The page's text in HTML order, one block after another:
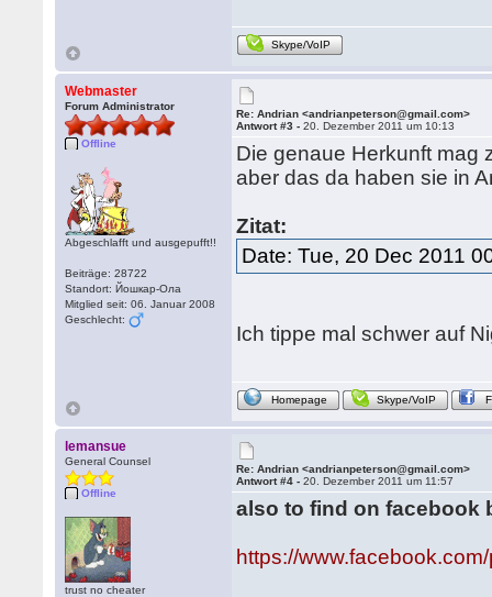
Skype/VoIP
Webmaster
Forum Administrator
Offline
Abgeschlafft und ausgepufft!!
Beiträge: 28722
Standort: Йошкар-Ола
Mitglied seit: 06. Januar 2008
Geschlecht:
Re: Andrian <andrianpeterson@gmail.com>
Antwort #3 -20. Dezember 2011 um 10:13
Die genaue Herkunft mag
aber das da haben sie in
Zitat:
Date: Tue, 20 Dec 2011
Ich tippe mal schwer auf
Homepage Skype/VoIP
lemansue
General Counsel
Offline
trust no cheater
Re: Andrian <andrianpeterson@gmail.com>
Antwort #4 -20. Dezember 2011 um 11:57
also to find on facebook
https://